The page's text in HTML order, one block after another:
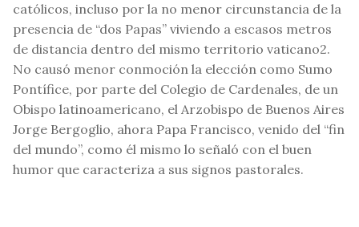
católicos, incluso por la no menor circunstancia de la
presencia de “dos Papas” viviendo a escasos metros
de distancia dentro del mismo territorio vaticano2.
No causó menor conmoción la elección como Sumo
Pontífice, por parte del Colegio de Cardenales, de un
Obispo latinoamericano, el Arzobispo de Buenos Aires
Jorge Bergoglio, ahora Papa Francisco, venido del “fin
del mundo”, como él mismo lo señaló con el buen
humor que caracteriza a sus signos pastorales.